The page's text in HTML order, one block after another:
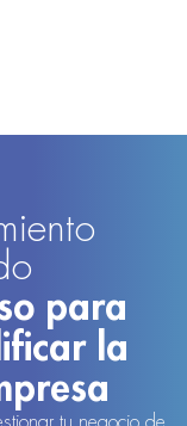
para
la